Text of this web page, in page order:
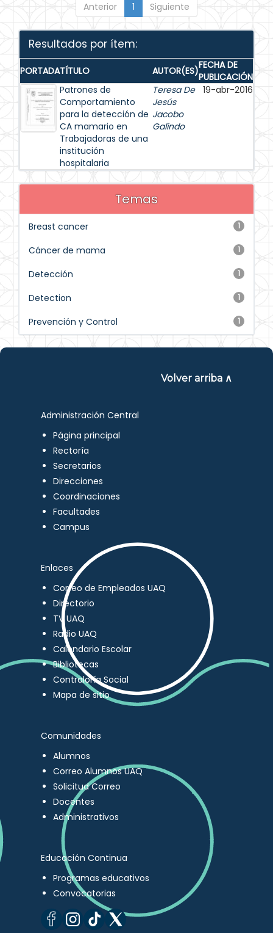
Anterior 1 Siguiente
Resultados por ítem:
PORTADATÍTULO AUTOR(ES)FECHA DE
PUBLICACIÓN
Patrones de
Comportamiento
para la detección de
CA mamario en
Trabajadoras de una
institución
hospitalaria
Teresa De
Jesús
Jacobo
Galindo
19-abr-2016
Temas
1
Breast cancer
1
Cáncer de mama
1
Detección
1
Detection
1
Prevención y Control
Volver arriba ∧
Administración Central
Página principal
Rectoría
Secretarios
Direcciones
Coordinaciones
Facultades
Campus
Enlaces
Correo de Empleados UAQ
Directorio
TV UAQ
Radio UAQ
Calendario Escolar
Bibliotecas
Contraloría Social
Mapa de sitio
Comunidades
Alumnos
Correo Alumnos UAQ
Solicitud Correo
Docentes
Administrativos
Educación Continua
Programas educativos
Convocatorias